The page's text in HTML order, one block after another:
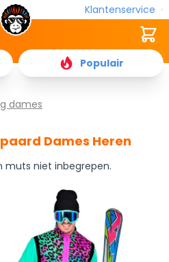
Klantenservice
Zoek
Populair
Cart
dames
Dames Heren
muts niet inbegrepen.